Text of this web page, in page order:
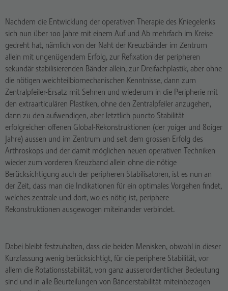
Nachdem die Entwicklung der operativen Therapie des Kniegelenks
sich nun über 100 Jahre mit einem Auf und Ab mehrfach im Kreise
gedreht hat, nämlich von der Naht der Kreuzbänder im Zentrum
allein mit ungenügendem Erfolg, zur Refixation der peripheren
sekundär stabilisierenden Bänder allein, zur Dreifachplastik, aber ohne
die nötigen weichteilbiomechanischen Kenntnisse, dann zum
Zentralpfeiler-Ersatz mit Sehnen und wiederum in die Peripherie mit
den extraarticulären Plastiken, ohne den Zentralpfeiler anzugehen,
dann zu den aufwendigen, aber letztlich puncto Stabilität
erfolgreichen offenen Global-Rekonstruktionen (der 70iger und 80iger
Jahre) aussen und im Zentrum und seit dem grossen Erfolg des
Arthroskops und der damit möglichen neuen operativen Techniken
wieder zum vorderen Kreuzband allein ohne die nötige
Berücksichtigung auch der peripheren Stabilisatoren, ist es nun an
der Zeit, dass man die Indikationen für ein optimales Vorgehen findet,
welches zentrale und dort, wo es nötig ist, periphere
Rekonstruktionen ausgewogen miteinander verbindet.
Dabei bleibt festzuhalten, dass die beiden Menisken, obwohl in dieser
Kurzfassung wenig berücksichtigt, für die periphere Stabilität, vor
allem die Rotationsstabilität, von ganz ausserordentlicher Bedeutung
sind und in alle Beurteilungen von Bänderstabilität miteinbezogen